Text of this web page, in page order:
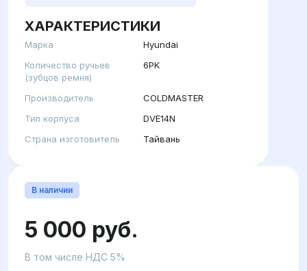
ХАРАКТЕРИСТИКИ
Марка
Hyundai
Количество ручьев
(зубцов ремня)
6PK
Производитель
COLDMASTER
Тип корпуса
DVE14N
Страна изготовитель
Тайвань
В наличии
5 000 руб.
В том числе НДС 5%